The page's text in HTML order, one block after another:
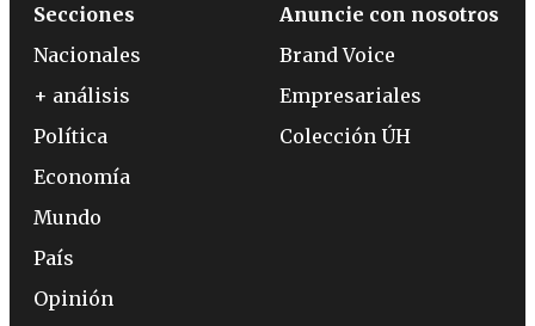
Secciones
Nacionales
+ análisis
Política
Economía
Mundo
País
Opinión
Anuncie con nosotros
Brand Voice
Empresariales
Colección ÚH